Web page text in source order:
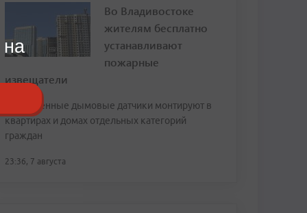
Во Владивостоке
жителям бесплатно
устанавливают
пожарные
извещатели
Современные дымовые датчики монтируют в
квартирах и домах отдельных категорий
граждан
23:36, 7 августа